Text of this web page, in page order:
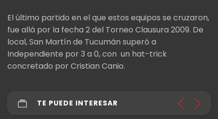
El último partido en el que estos equipos se cruzaron,
fue allá por la fecha 2 del Torneo Clausura 2009. De
local, San Martín de Tucumán superó a
Independiente por 3 a 0, con un hat-trick
concretado por Cristian Canio.
TE PUEDE INTERESAR